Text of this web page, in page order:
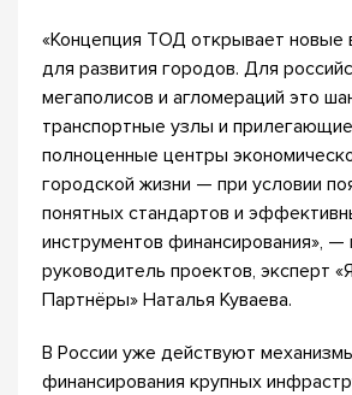
«Концепция ТОД открывает новые
для развития городов. Для
мегаполисов и агломераций это
транспортные узлы и
полноценные центры
городской жизни — при условии
понятных стандартов и
инструментов финансирования», —
руководитель проектов, эксперт
Партнёры» Наталья Куваева.
В России уже действуют
финансирования крупных